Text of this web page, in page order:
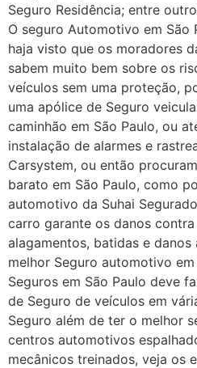
Seguro Residência; entre
O seguro Automotivo em São
haja visto que os moradores
sabem muito bem sobre os
veículos sem uma proteção,
uma apólice de Seguro
caminhão em São Paulo, ou
instalação de alarmes e
Carsystem, ou então
barato em São Paulo, como
automotivo da Suhai
carro garante os danos
alagamentos, batidas e
melhor Seguro automotivo
Seguros em São Paulo deve
de Seguro de veículos em
Seguro além de ter o melhor
centros automotivos
mecânicos treinados, veja os